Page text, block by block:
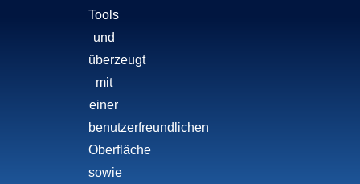
Tools
und
überzeugt
mit
einer
benutzerfreundlichen
Oberfläche
sowie